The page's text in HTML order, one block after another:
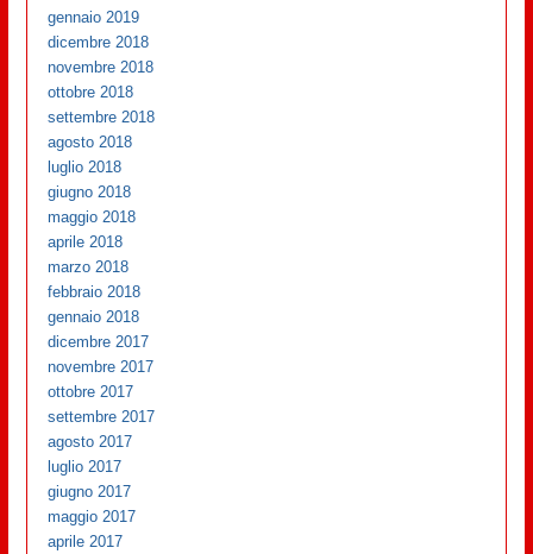
gennaio 2019
dicembre 2018
novembre 2018
ottobre 2018
settembre 2018
agosto 2018
luglio 2018
giugno 2018
maggio 2018
aprile 2018
marzo 2018
febbraio 2018
gennaio 2018
dicembre 2017
novembre 2017
ottobre 2017
settembre 2017
agosto 2017
luglio 2017
giugno 2017
maggio 2017
aprile 2017